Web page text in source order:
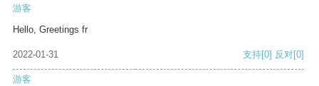
游客
Hello, Greetings fr
2022-01-31 支持[0] 反对[0]
游客